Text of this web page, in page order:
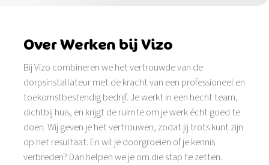
Over Werken bij Vizo
Bij Vizo combineren we het vertrouwde van de
dorpsinstallateur met de kracht van een professioneel en
toekomstbestendig bedrijf. Je werkt in een hecht team,
dichtbij huis, en krijgt de ruimte om je werk écht goed te
doen. Wij geven je het vertrouwen, zodat jij trots kunt zijn
op het resultaat. En wil je doorgroeien of je kennis
verbreden? Dan helpen we je om die stap te zetten.